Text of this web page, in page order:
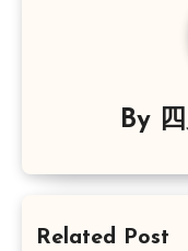
By
Related Post